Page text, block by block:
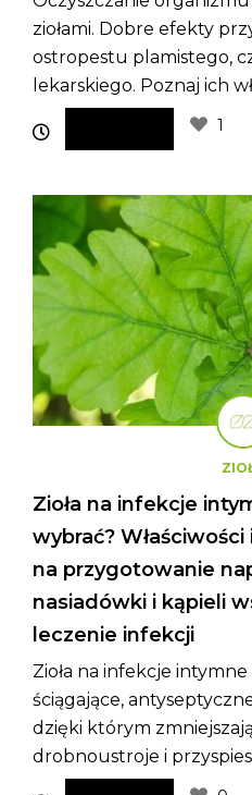
ziołami. Dobre efekty
ostropestu plamistego,
lekarskiego. Poznaj ich
1
Zioła na infekcje
wybrać? Właściwości
na przygotowanie
nasiadówki i kąpieli
leczenie infekcji
Zioła na infekcje
ściągające,
dzięki którym
drobnoustroje i